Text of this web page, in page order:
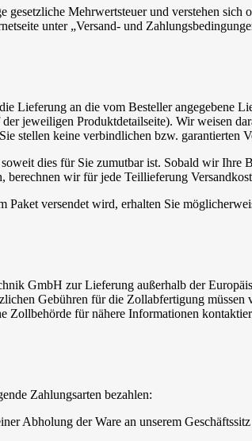
gesetzliche Mehrwertsteuer und verstehen
unter „Versand- und
Lieferung an die vom Besteller angegebene
jeweiligen Produktdetailseite). Wir weisen
stellen keine verbindlichen bzw. garantierten
dies für Sie zumutbar ist. Sobald wir
berechnen wir für jede Teillieferung
Paket versendet wird, erhalten Sie
GmbH zur Lieferung außerhalb der
Gebühren für die Zollabfertigung
Zollbehörde für nähere Informationen
Zahlungsarten bezahlen:
Abholung der Ware an unserem Geschäftssitz